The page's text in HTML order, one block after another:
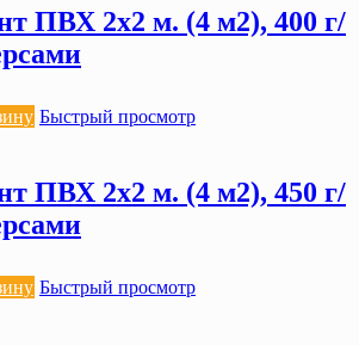
ПВХ 2х2 м. (4 м2), 400 г/
Быстрый просмотр
ПВХ 2х2 м. (4 м2), 450 г/
Быстрый просмотр